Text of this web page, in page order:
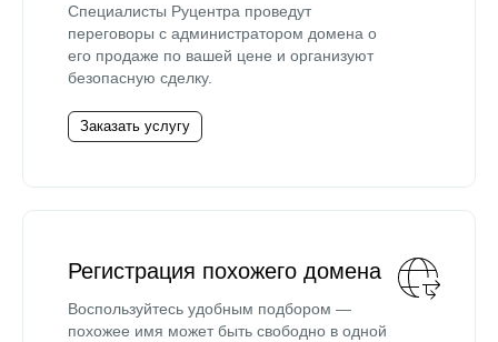
Специалисты Руцентра проведут
переговоры с администратором домена о
его продаже по вашей цене и организуют
безопасную сделку.
Заказать услугу
Регистрация похожего домена
Воспользуйтесь удобным подбором —
похожее имя может быть свободно в одной